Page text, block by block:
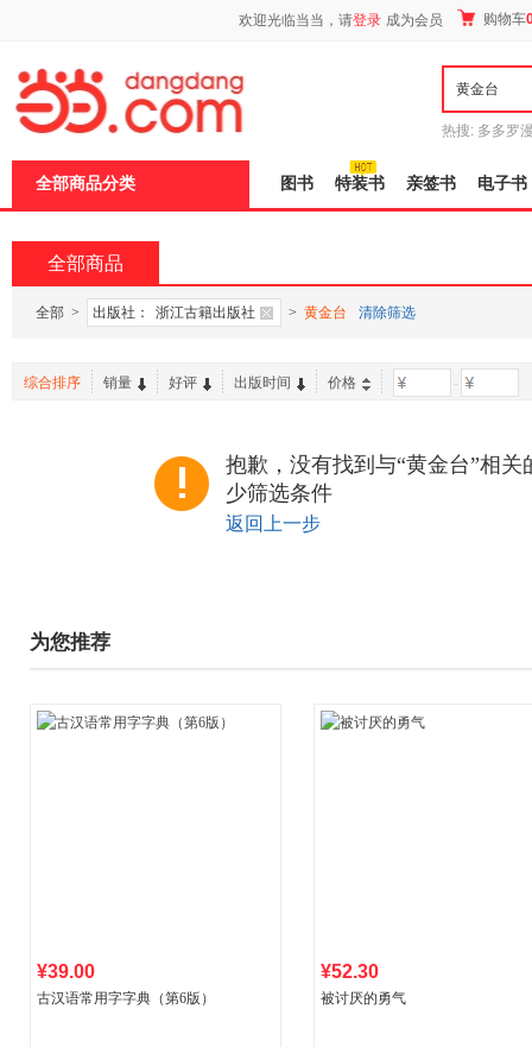
欢迎光临当当，请登录 成为会员 购物车
热搜: 多多罗
全部商品分类 图书 特装书 亲签书 电子书
全部商品
全部 > 出版社： 浙江古籍出版社 > 黄金台 清除筛选
综合排序 销量 好评 出版时间 价格 -
抱歉，没有找到与“黄金台”相
少筛选条件
返回上一步
为您推荐
¥39.00
古汉语常用字字典（第6版）
¥52.30
被讨厌的勇气
页
加